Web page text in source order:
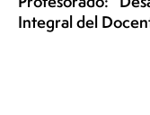
Integral del